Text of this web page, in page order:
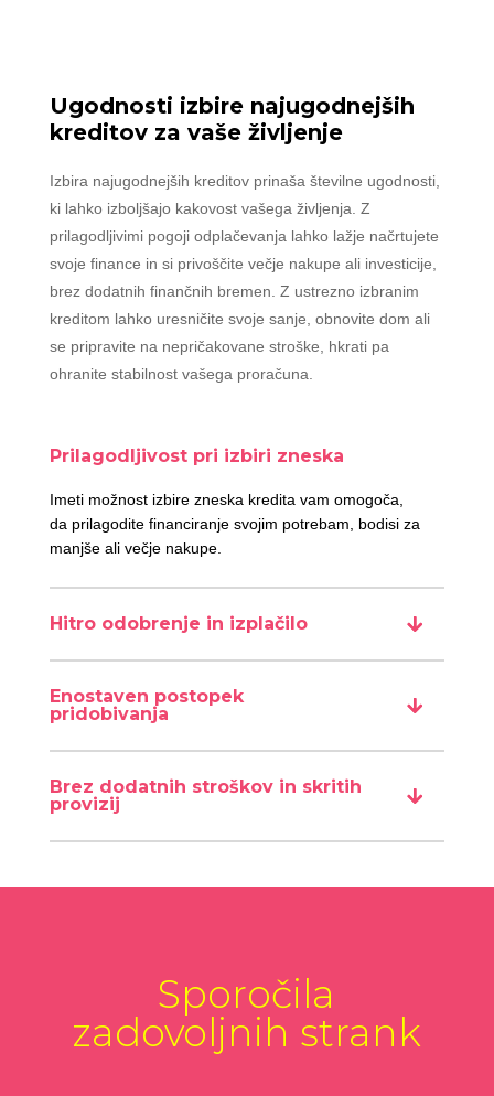
Ugodnosti izbire najugodnejših
kreditov za vaše življenje
Izbira najugodnejših kreditov prinaša številne ugodnosti,
ki lahko izboljšajo kakovost vašega življenja. Z
prilagodljivimi pogoji odplačevanja lahko lažje načrtujete
svoje finance in si privoščite večje nakupe ali investicije,
brez dodatnih finančnih bremen. Z ustrezno izbranim
kreditom lahko uresničite svoje sanje, obnovite dom ali
se pripravite na nepričakovane stroške, hkrati pa
ohranite stabilnost vašega proračuna.
Prilagodljivost pri izbiri zneska
Imeti možnost izbire zneska kredita vam omogoča,
da prilagodite financiranje svojim potrebam, bodisi za
manjše ali večje nakupe.
Hitro odobrenje in izplačilo
Enostaven postopek
pridobivanja
Brez dodatnih stroškov in skritih
provizij
Sporočila
zadovoljnih strank